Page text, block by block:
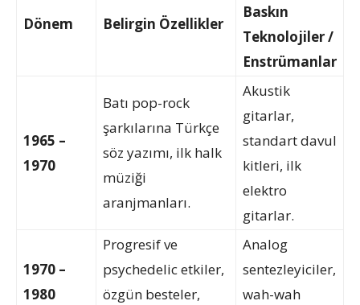
Dönem Belirgin Özellikler
Baskın
Teknolojiler /
Enstrümanlar
1965 –
1970
Batı pop-rock
şarkılarına Türkçe
söz yazımı, ilk halk
müziği
aranjmanları.
Akustik
gitarlar,
standart davul
kitleri, ilk
elektro
gitarlar.
1970 –
1980
Progresif ve
psychedelic etkiler,
özgün besteler,
Analog
sentezleyiciler,
wah-wah